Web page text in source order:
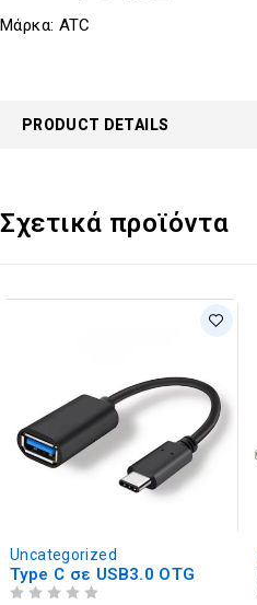
Μάρκα: ATC
PRODUCT DETAILS
Σχετικά προϊόντα
Uncategorized
Type C σε USB3.0 OTG